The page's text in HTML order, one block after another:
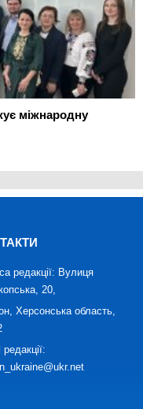
міжнародну
редакції: Вулиця
20,
Херсонська область,